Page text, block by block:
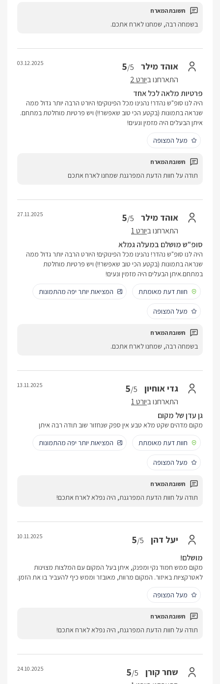
בשמחה רבה, שמחנו לארח אתכם.
אוהד מילר 5/5
התארחנו ביורט 2
03.12.2025
פרטיות מלאה לכל אחד
היה לנו סופ"ש נהדר! נהנינו מכל הפינוקים! היורט הרבה יותר גדול ממה
שנראה בתמונות (בקטע הכי טוב שאפשר!!) ויש פרטיות מוחלטת במתחם.
איתן הבעלים היה מזמין ונעים!
מעל המצופה
תודה על חוות הדעת המפרגנת שמחנו לארח אתכם
אוהד מילר 5/5
התארחנו ביורט 1
27.11.2025
סופ"ש מושלם במעלה גמלא
היה לנו סופ"ש נהדר! נהנינו מכל הפינוקים! היורט הרבה יותר גדול ממה
שנראה בתמונות (בקטע הכי טוב שאפשר!!) ויש פרטיות מוחלטת
במתחם.איתן הבעלים היה מזמין ונעים!
חוות דעת מאומתת
המציאות יותר יפה מהתמונות
מעל המצופה
בשמחה רבה, שמחנו לארח אתכם.
גדי אוחיון 5/5
התארחנו ביורט 1
13.11.2025
גן עדן של מקום
מקום מדהים שקט מלא טבע אין ספק שנחזור שוב תודה רבה איתן
חוות דעת מאומתת
המציאות יותר יפה מהתמונות
מעל המצופה
תודה על חוות הדעת המפרגנת, היה נפלא לארח אתכם!
יעל דהן 5/5
10.11.2025
מושלם!
מקום ממש חמוד נקי ומפנק, איתן בעל המקום עם המלצות מצוינות
לאטרקציות באיזור. המקום מרווח, מאובזר וממש כיף להעביר בו את הזמן.
מעל המצופה
תודה על חוות הדעת המפרגנת, היה נפלא לארח אתכם!
שחר קורן 5/5
24.10.2025